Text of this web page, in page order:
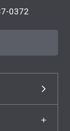
0372